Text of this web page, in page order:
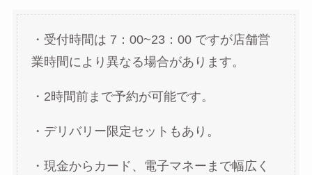
・受付時間は 7：00~23：00 ですが店舗営
業時間により異なる場合があります。
・2時間前まで予約が可能です。
・デリバリー限定セットもあり。
・現金からカード、電子マネーまで幅広く